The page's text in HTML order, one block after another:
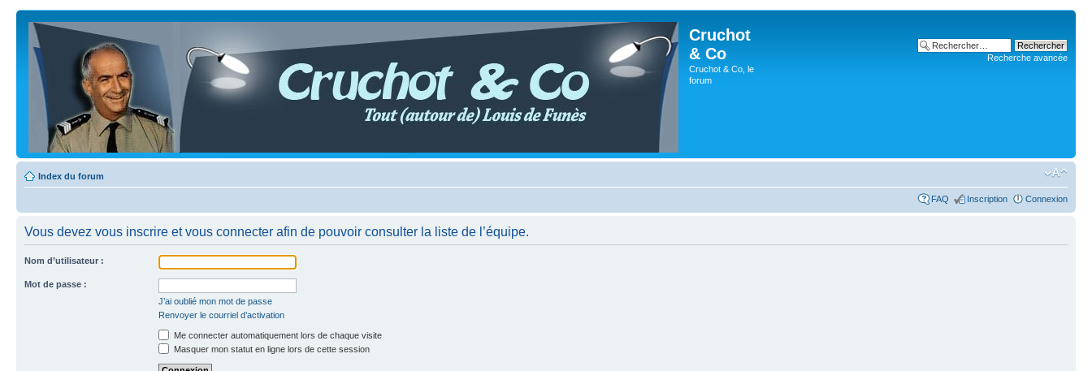
Cruchot
& Co
Cruchot & Co, le
forum
Recherche avancée
Index du forum
FAQ Inscription Connexion
Vous devez vous inscrire et vous connecter afin de pouvoir consulter la liste de l’équipe.
Nom d’utilisateur :
Mot de passe :
J’ai oublié mon mot de passe
Renvoyer le courriel d’activation
Me connecter automatiquement lors de chaque visite
Masquer mon statut en ligne lors de cette session